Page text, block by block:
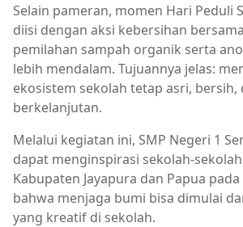
Selain pameran, momen Hari Peduli
diisi dengan aksi kebersihan
pemilahan sampah organik serta
lebih mendalam. Tujuannya jelas:
ekosistem sekolah tetap asri, bersih,
berkelanjutan.
Melalui kegiatan ini, SMP Negeri 1
dapat menginspirasi sekolah-
Kabupaten Jayapura dan Papua
bahwa menjaga bumi bisa dimulai
yang kreatif di sekolah.